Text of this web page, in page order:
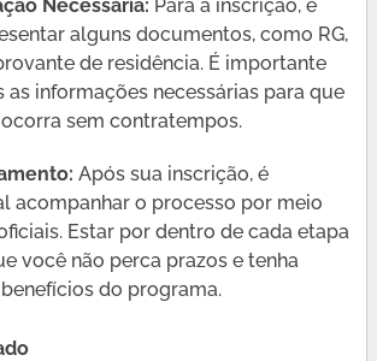
Necessária: Para a inscrição, é
alguns documentos, como RG,
de residência. É importante
as informações necessárias para que
sem contratempos.
Após sua inscrição, é
acompanhar o processo por meio
Estar por dentro de cada etapa
você não perca prazos e tenha
do programa.